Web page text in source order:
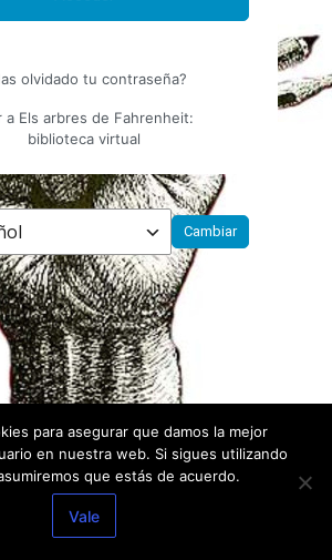
olvidado tu contraseña?
a Els arbres de Fahrenheit:
biblioteca virtual
para asegurar que damos la mejor
en nuestra web. Si sigues utilizando
que estás de acuerdo.
Vale